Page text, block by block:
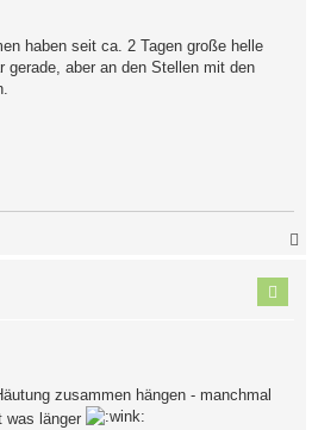
haben seit ca. 2 Tagen große helle
gerade, aber an den Stellen mit den
zusammen hängen - manchmal
was länger